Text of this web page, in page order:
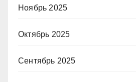
Ноябрь 2025
Октябрь 2025
Сентябрь 2025